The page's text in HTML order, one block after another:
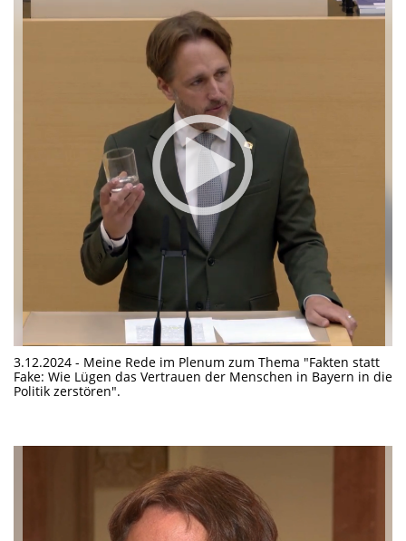
3.12.2024 - Meine Rede im Plenum zum Thema "Fakten statt
Fake: Wie Lügen das Vertrauen der Menschen in Bayern in die
Politik zerstören".